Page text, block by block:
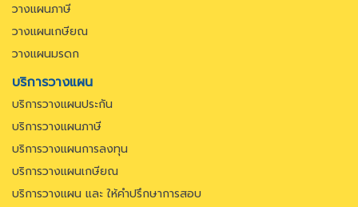
วางแผนภาษี
วางแผนเกษียณ
วางแผนมรดก
บริการวางแผน
บริการวางแผนประกัน
บริการวางแผนภาษี
บริการวางแผนการลงทุน
บริการวางแผนเกษียณ
บริการวางแผน และ ให้คำปรึกษาการสอบ